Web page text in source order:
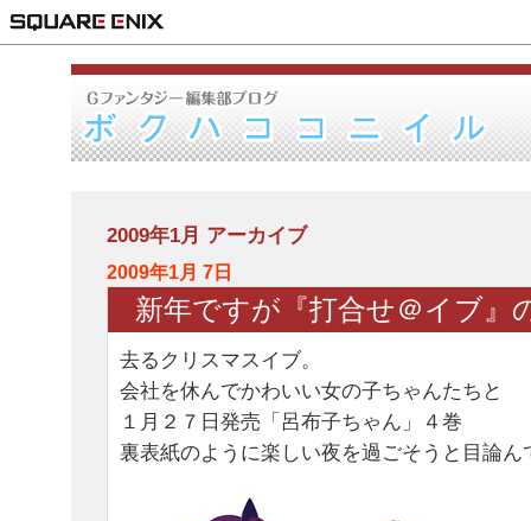
2009年1月 アーカイブ
2009年1月 7日
新年ですが『打合せ＠イブ』
去るクリスマスイブ。
会社を休んでかわいい女の子ちゃんたちと
１月２７日発売「呂布子ちゃん」４巻
裏表紙のように楽しい夜を過ごそうと目論ん